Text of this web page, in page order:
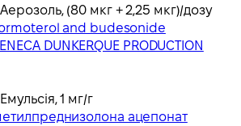
Аерозоль, (80 мкг + 2,25 мкг)/дозу
and budesonide
DUNKERQUE PRODUCTION
Емульсія, 1 мг/г
ацепонат